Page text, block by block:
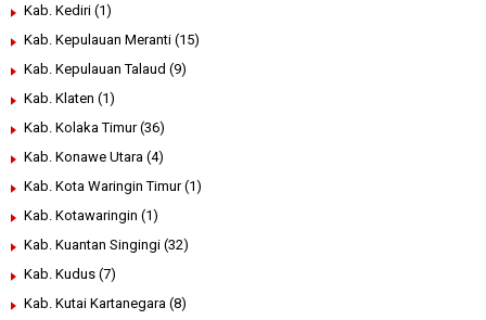
Kab. Kediri (1)
Kab. Kepulauan Meranti (15)
Kab. Kepulauan Talaud (9)
Kab. Klaten (1)
Kab. Kolaka Timur (36)
Kab. Konawe Utara (4)
Kab. Kota Waringin Timur (1)
Kab. Kotawaringin (1)
Kab. Kuantan Singingi (32)
Kab. Kudus (7)
Kab. Kutai Kartanegara (8)